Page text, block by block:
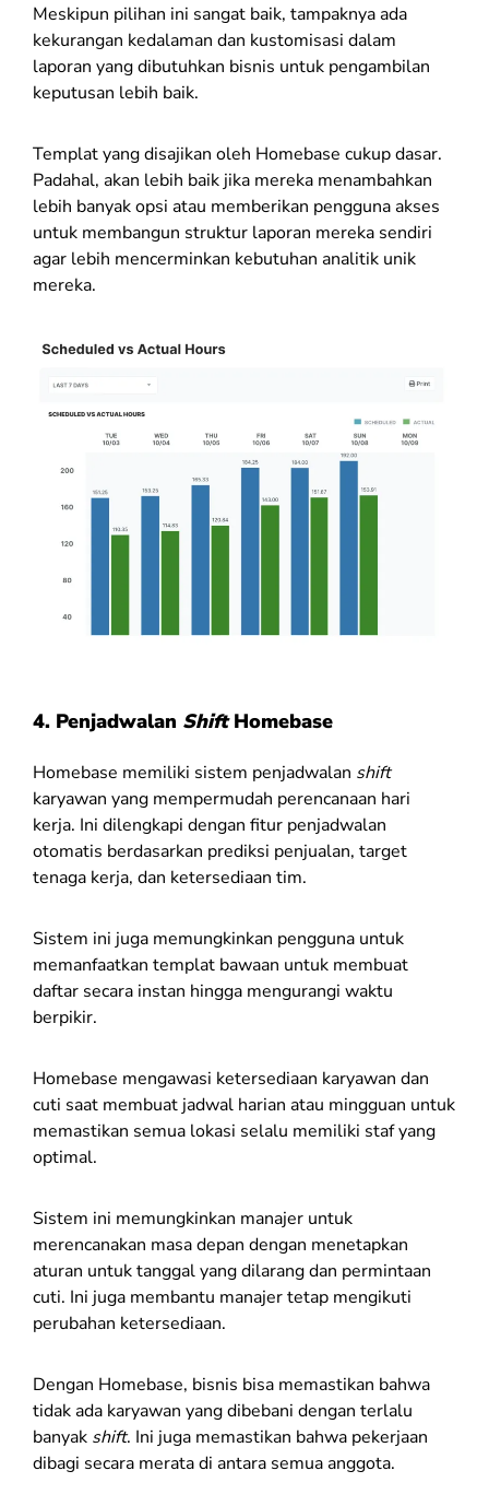
Meskipun pilihan ini sangat baik, tampaknya ada
kekurangan kedalaman dan kustomisasi dalam
laporan yang dibutuhkan bisnis untuk pengambilan
keputusan lebih baik.
Templat yang disajikan oleh Homebase cukup dasar.
Padahal, akan lebih baik jika mereka menambahkan
lebih banyak opsi atau memberikan pengguna akses
untuk membangun struktur laporan mereka sendiri
agar lebih mencerminkan kebutuhan analitik unik
mereka.
4. Penjadwalan ShiftHomebase
Homebase memiliki sistem penjadwalan shift
karyawan yang mempermudah perencanaan hari
kerja. Ini dilengkapi dengan fitur penjadwalan
otomatis berdasarkan prediksi penjualan, target
tenaga kerja, dan ketersediaan tim.
Sistem ini juga memungkinkan pengguna untuk
memanfaatkan templat bawaan untuk membuat
daftar secara instan hingga mengurangi waktu
berpikir.
Homebase mengawasi ketersediaan karyawan dan
cuti saat membuat jadwal harian atau mingguan untuk
memastikan semua lokasi selalu memiliki staf yang
optimal.
Sistem ini memungkinkan manajer untuk
merencanakan masa depan dengan menetapkan
aturan untuk tanggal yang dilarang dan permintaan
cuti. Ini juga membantu manajer tetap mengikuti
perubahan ketersediaan.
Dengan Homebase, bisnis bisa memastikan bahwa
tidak ada karyawan yang dibebani dengan terlalu
banyak shift. Ini juga memastikan bahwa pekerjaan
dibagi secara merata di antara semua anggota.